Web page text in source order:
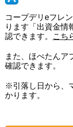
コープデリeフレ
ります「出資金情
認できます。
こち
また、ほぺたんア
確認できます。
※引落し日から、
かります。